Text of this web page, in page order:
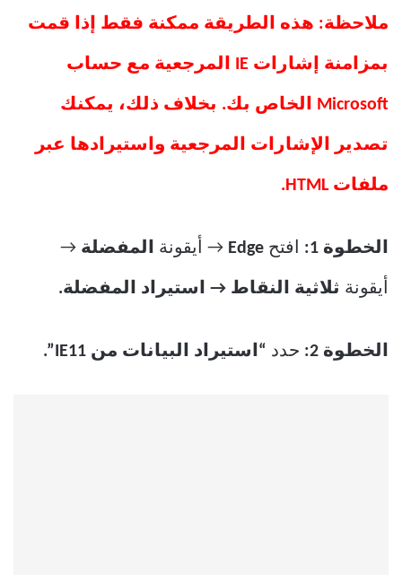
ملاحظة: هذه الطريقة ممكنة فقط إذا قمت
بمزامنة إشارات IE المرجعية مع حساب
Microsoft الخاص بك. بخلاف ذلك، يمكنك
تصدير الإشارات المرجعية واستيرادها عبر
ملفات HTML.
الخطوة 1: افتح Edge → أيقونة المفضلة →
أيقونة ثلاثية النقاط → استيراد المفضلة.
الخطوة 2: حدد “استيراد البيانات من IE11”.